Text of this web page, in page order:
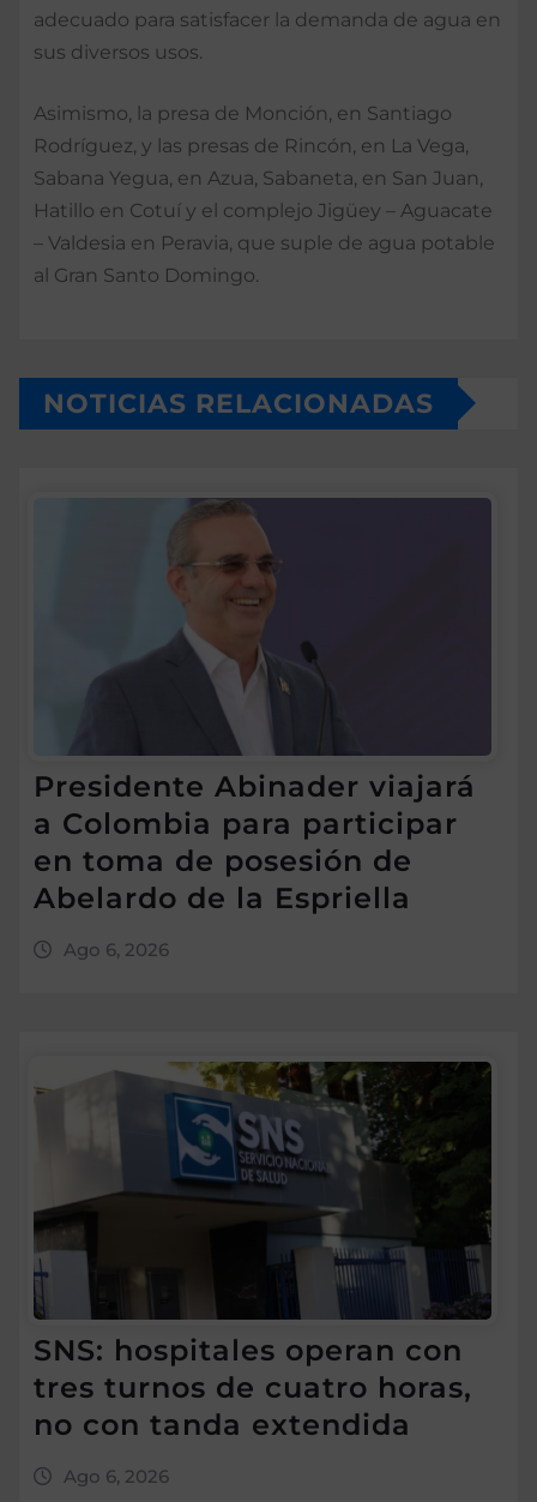
adecuado para satisfacer la demanda de agua en
sus diversos usos.
Asimismo, la presa de Monción, en Santiago
Rodríguez, y las presas de Rincón, en La Vega,
Sabana Yegua, en Azua, Sabaneta, en San Juan,
Hatillo en Cotuí y el complejo Jigüey – Aguacate
– Valdesia en Peravia, que suple de agua potable
al Gran Santo Domingo.
NOTICIAS RELACIONADAS
Presidente Abinader viajará
a Colombia para participar
en toma de posesión de
Abelardo de la Espriella
Ago 6, 2026
SNS: hospitales operan con
tres turnos de cuatro horas,
no con tanda extendida
Ago 6, 2026